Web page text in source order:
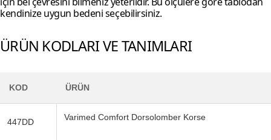
kendinize uygun bedeni seçebilirsiniz.
ÜRÜN KODLARI VE TANIMLARI
KOD ÜRÜN
447DD Varimed Comfort Dorsolomber Korse